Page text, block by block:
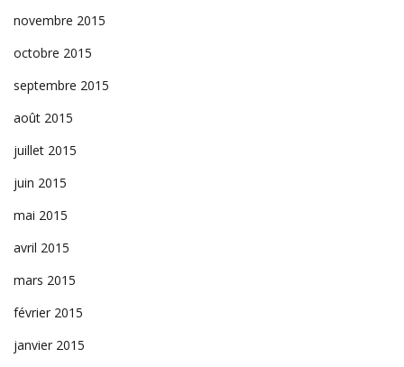
novembre 2015
octobre 2015
septembre 2015
août 2015
juillet 2015
juin 2015
mai 2015
avril 2015
mars 2015
février 2015
janvier 2015